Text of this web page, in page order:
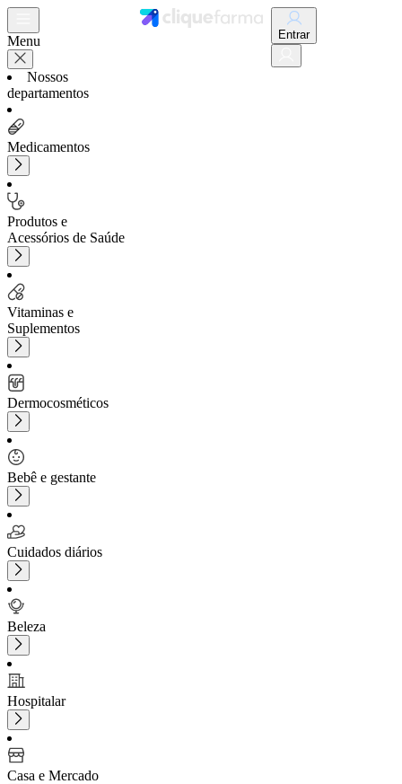
Menu
Nossos
departamentos
Medicamentos
Produtos e
Acessórios de Saúde
Vitaminas e
Suplementos
Dermocosméticos
Bebê e gestante
Cuidados diários
Beleza
Hospitalar
Casa e Mercado
Entrar